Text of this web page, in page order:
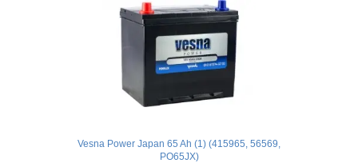
Vesna Power Japan 65 Ah (1) (415965, 56569,
PO65JX)